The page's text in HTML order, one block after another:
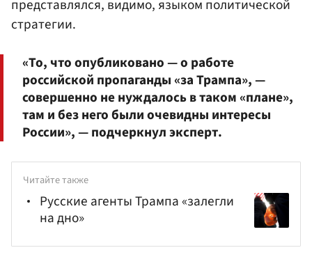
представлялся, видимо, языком политической
стратегии.
«То, что опубликовано — о работе
российской пропаганды «за Трампа», —
совершенно не нуждалось в таком «плане»,
там и без него были очевидны интересы
России», — подчеркнул эксперт.
Читайте также
Русские агенты Трампа «залегли
на дно»